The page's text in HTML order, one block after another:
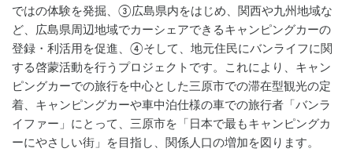
ではの体験を発掘、③広島県内をはじめ、関西や九州地域な
ど、広島県周辺地域でカーシェアできるキャンピングカーの
登録・利活用を促進、④そして、地元住民にバンライフに関
する啓蒙活動を行うプロジェクトです。これにより、キャン
ピングカーでの旅行を中心とした三原市での滞在型観光の定
着、キャンピングカーや車中泊仕様の車での旅行者「バンラ
イファー」にとって、三原市を「日本で最もキャンピングカ
ーにやさしい街」を目指し、関係人口の増加を図ります。